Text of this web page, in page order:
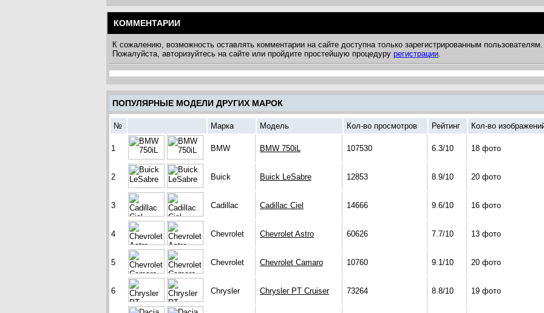
КОММЕНТАРИИ
К сожалению, возможность оставлять комментарии на сайте доступна только зарегистрированным пользователям.
Пожалуйста, авторизуйтесь на сайте или пройдите простейшую процедуру регистрации.
ПОПУЛЯРНЫЕ МОДЕЛИ ДРУГИХ МАРОК
№ Марка Модель Кол-во просмотров Рейтинг Кол-во
1 BMW BMW 750iL 107530 6.3/10 18 фото
2 Buick Buick LeSabre 12853 8.9/10 20 фото
3 Cadillac Cadillac Ciel 14666 9.6/10 16 фото
4 Chevrolet Chevrolet Astro 60626 7.7/10 13 фото
5 Chevrolet Chevrolet Camaro 10760 9.1/10 20 фото
6 Chrysler Chrysler PT Cruiser 73264 8.8/10 19 фото